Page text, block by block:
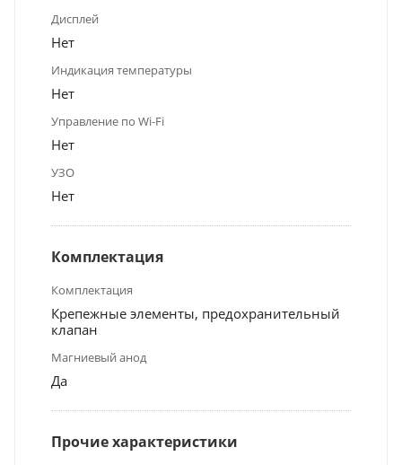
Дисплей
Нет
Индикация температуры
Нет
Управление по Wi-Fi
Нет
УЗО
Нет
Комплектация
Комплектация
Крепежные элементы, предохранительный
клапан
Магниевый анод
Да
Прочие характеристики